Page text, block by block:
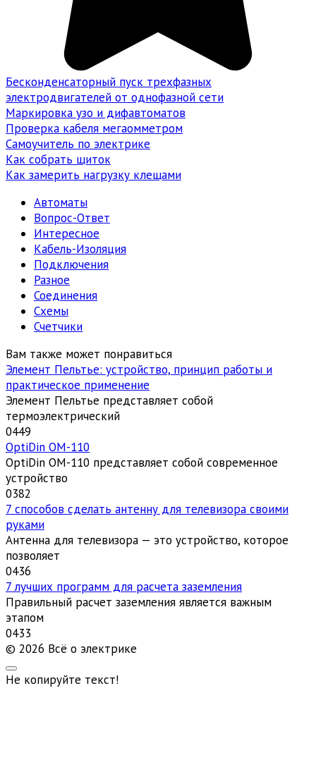
Бесконденсаторный пуск трехфазных
электродвигателей от однофазной сети
Маркировка узо и дифавтоматов
Проверка кабеля мегаомметром
Самоучитель по электрике
Как собрать щиток
Как замерить нагрузку клещами
Автоматы
Вопрос-Ответ
Интересное
Кабель-Изоляция
Подключения
Разное
Соединения
Схемы
Счетчики
Вам также может понравиться
Элемент Пельтье: устройство, принцип работы и
практическое применение
Элемент Пельтье представляет собой
термоэлектрический
0449
OptiDin ОМ-110
OptiDin ОМ-110 представляет собой современное
устройство
0382
7 способов сделать антенну для телевизора своими
руками
Антенна для телевизора — это устройство, которое
позволяет
0436
7 лучших программ для расчета заземления
Правильный расчет заземления является важным
этапом
0433
© 2026 Всё о электрике
Не копируйте текст!